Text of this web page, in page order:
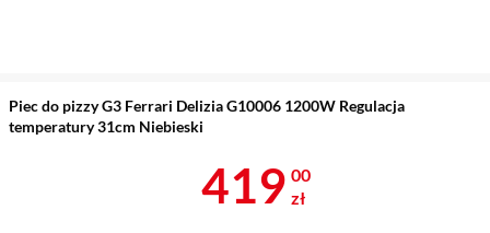
Piec do pizzy G3 Ferrari Delizia G10006 1200W Regulacja
temperatury 31cm Niebieski
Cena 419 zł
419 00
zł